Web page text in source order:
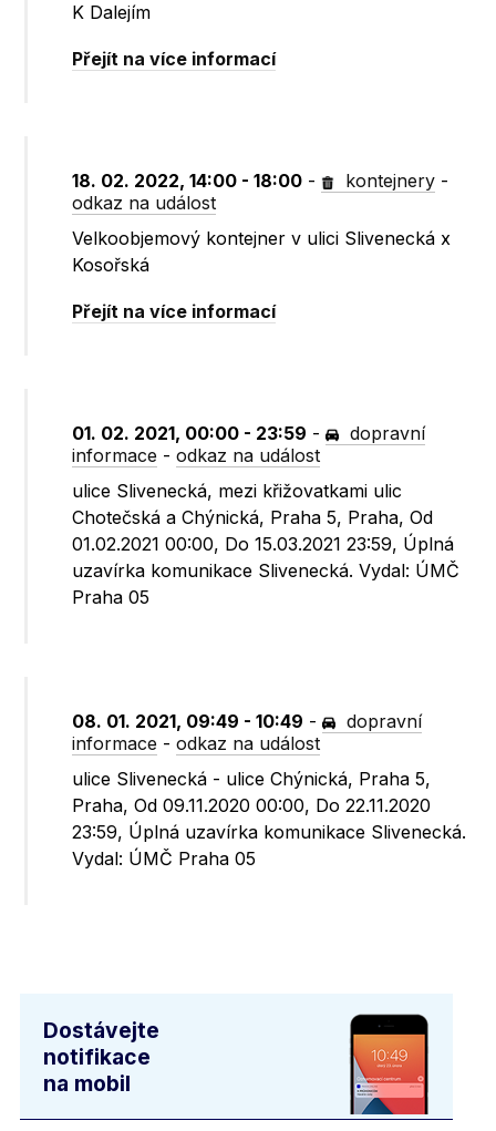
K Dalejím
Přejít na více informací
18. 02. 2022, 14:00 - 18:00 - kontejnery -
odkaz na událost
Velkoobjemový kontejner v ulici Slivenecká x
Kosořská
Přejít na více informací
01. 02. 2021, 00:00 - 23:59 -
dopravní
informace -odkaz na událost
ulice Slivenecká, mezi křižovatkami ulic
Chotečská a Chýnická, Praha 5, Praha, Od
01.02.2021 00:00, Do 15.03.2021 23:59, Úplná
uzavírka komunikace Slivenecká. Vydal: ÚMČ
Praha 05
08. 01. 2021, 09:49 - 10:49 -
dopravní
informace -odkaz na událost
ulice Slivenecká - ulice Chýnická, Praha 5,
Praha, Od 09.11.2020 00:00, Do 22.11.2020
23:59, Úplná uzavírka komunikace Slivenecká.
Vydal: ÚMČ Praha 05
Dostávejte
notifikace
na mobil